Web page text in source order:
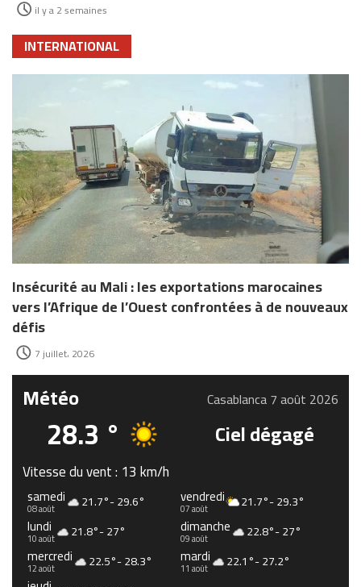
il y a 2 semaines
INTERNATIONAL
Insécurité au Mali : les exportations marocaines
vers l’Afrique de l’Ouest confrontées à de nouveaux
défis
7 juillet، 2026